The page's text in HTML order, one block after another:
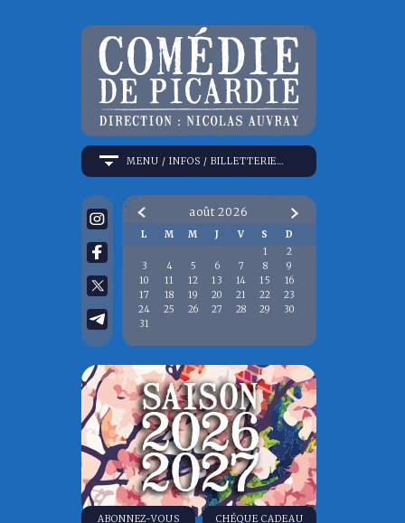
MENU / INFOS / BILLETTERIE…
août 2026
L M M J V S
D
1
2
3
4 5 6 7 8
9
10
11 12 13 14 15
16
17
18 19 20 21 22
23
24
25 26 27 28 29
30
31
ABONNEZ-VOUS CHÉQUE CADEAU